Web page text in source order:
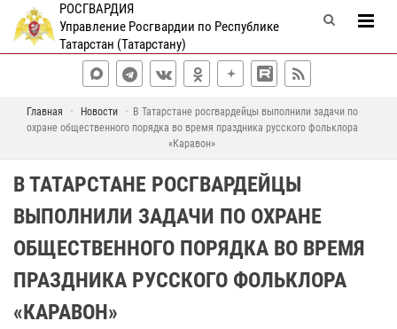
РОСГВАРДИЯ
Управление Росгвардии по Республике
Татарстан (Татарстану)
Главная Новости
В Татарстане росгвардейцы выполнили задачи по
охране общественного порядка во время праздника русского фольклора
«Каравон»
В ТАТАРСТАНЕ РОСГВАРДЕЙЦЫ
ВЫПОЛНИЛИ ЗАДАЧИ ПО ОХРАНЕ
ОБЩЕСТВЕННОГО ПОРЯДКА ВО ВРЕМЯ
ПРАЗДНИКА РУССКОГО ФОЛЬКЛОРА
«КАРАВОН»